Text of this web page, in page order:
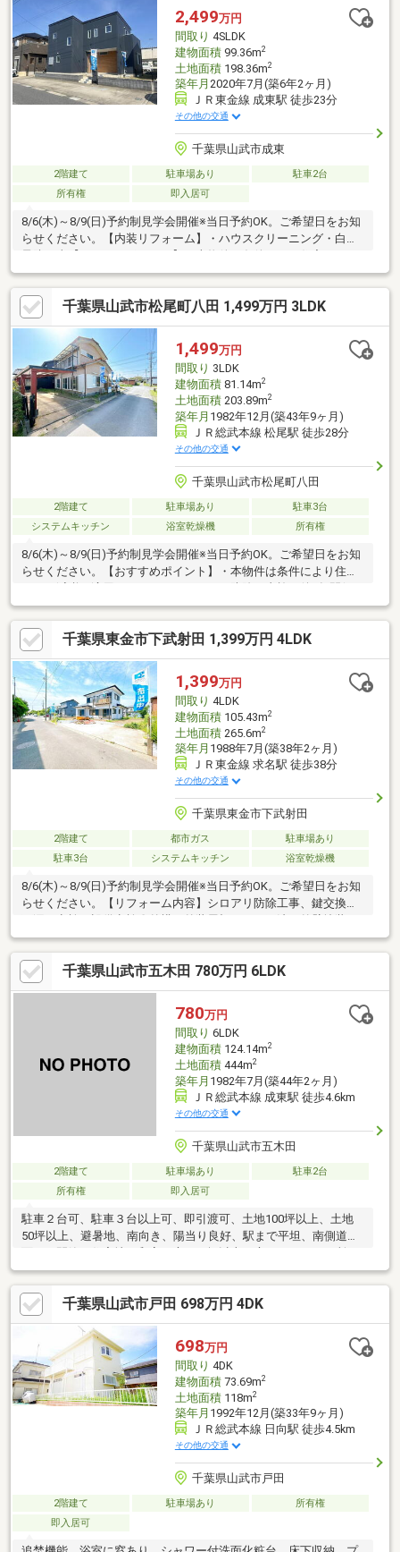
約53坪・建物約36坪ご家族の生活にも余裕のある間取りです。
【周辺施設】・松尾駅：500ｍ（徒歩
2,499万円
間取り 4SLDK
建物面積99.36m2
土地面積198.36m2
築年月 2020年7月(築6年2ヶ月)
ＪＲ東金線 成東駅 徒歩23分
その他の交通
千葉県山武市成東
2階建て 駐車場あり
駐車2台
所有権
即入居可
8/6(木)～8/9(日)予約制見学会開催※当日予約OK。ご希望日をお知
らせください。【内装リフォーム】・ハウスクリーニング・白蟻
減税が適用されます。・シロアリ防除工事施工後5年間保証・お客
様に合わせたローンの組み方や金融機関をご提案。住宅ローンが
初めての方でもお気軽にご相談ください【間取・駐車場・庭・立
地】・４SLDKの間取り・駐車場2台あり・嬉しい庭あり・土地約
60坪・建物約30坪【周辺施設】・成東小学校 650ｍ（徒歩10
分）・成東中学校 1800
千葉県山武市松尾町八田 1,499万円 3LDK
1,499万円
間取り 3LDK
建物面積81.14m2
土地面積203.89m2
築年月 1982年12月(築43年9ヶ月)
ＪＲ総武本線 松尾駅 徒歩28分
その他の交通
千葉県山武市松尾町八田
2階建て 駐車場あり
駐車3台
システムキッチン
浴室乾燥機 所有権
8/6(木)～8/9(日)予約制見学会開催※当日予約OK。ご希望日をお知
らせください。【おすすめポイント】・本物件は条件により住宅
ローン減税が適用されます。・シロアリ防除工事施工後5年間保
証・お客様に合わせたローンの組み方や金融機関をご提案。住宅
ローンが初めての方でもお気軽にご相談ください【リフォーム内
容】シロアリ防除工事、鍵交換、雨漏り点検、設備点検〇外構・
外装外壁塗装、庭木伐採、駐車場拡張〇内装LDK拡張、和室→洋
室変更、床材上張り、クロス張替えシステムキッチン交換、ユニ
ットバス交換、トイレ交換、洗面化粧台交換〇その他設備給湯
千葉県東金市下武射田 1,399万円 4LDK
1,399万円
間取り 4LDK
建物面積105.43m2
土地面積265.6m2
築年月 1988年7月(築38年2ヶ月)
ＪＲ東金線 求名駅 徒歩38分
その他の交通
千葉県東金市下武射田
2階建て 都市ガス
駐車場あり
駐車3台
システムキッチン 浴室乾燥機
8/6(木)～8/9(日)予約制見学会開催※当日予約OK。ご希望日をお知
らせください。【リフォーム内容】シロアリ防除工事、鍵交換、
庭木伐採、駐車場拡張システムキッチン交換、ユニットバス交
換、トイレ交換、洗面化粧台交換〇内装和室→洋室変更、床材上
張り、クロス張替え【周辺施設】・求名駅：3.4kｍ（徒歩47分）
(車7分)・東金市立豊成小学校：1.0ｋｍ（徒歩14分）(車2分)・東
金市立豊成こども園：1.3ｋｍ（徒歩15分）(車3分)
千葉県山武市五木田 780万円 6LDK
780万円
間取り 6LDK
建物面積124.14m2
土地面積444m2
築年月 1982年7月(築44年2ヶ月)
ＪＲ総武本線 成東駅 徒歩4.6km
その他の交通
千葉県山武市五木田
2階建て 駐車場あり
駐車2台
所有権
即入居可
駐車２台可、駐車３台以上可、即引渡可、土地100坪以上、土地
50坪以上、避暑地、南向き、陽当り良好、駅まで平坦、南側道路
面す、閑静な住宅地、和室、庭１０坪以上、庭、トイレ２ヶ所、
浴室１坪以上、２階建、温水洗浄便座
千葉県山武市戸田 698万円 4DK
698万円
間取り 4DK
建物面積73.69m2
土地面積118m2
築年月 1992年12月(築33年9ヶ月)
ＪＲ総武本線 日向駅 徒歩4.5km
その他の交通
千葉県山武市戸田
2階建て 駐車場あり
所有権
即入居可